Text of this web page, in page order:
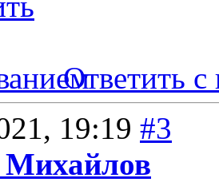
Ответить с
19:19 #3
Михайлов